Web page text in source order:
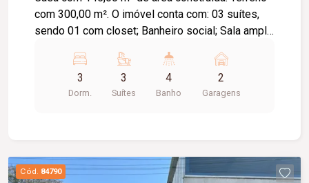
com 300,00 m². O imóvel conta com: 03 suítes,
sendo 01 com closet; Banheiro social; Sala ampla
ampla; Área de serviço/lavanderia; Área gourmet
com churrasqueira; Piscina aquecida com
cascata; 02 vagas de garagem cobertas;
Ambientes modernos, amplos e bem
distribuídos; Excelente localização.
3
Dorm.
3
Suítes
4
Banho
2
Garagens
Cód. 84790